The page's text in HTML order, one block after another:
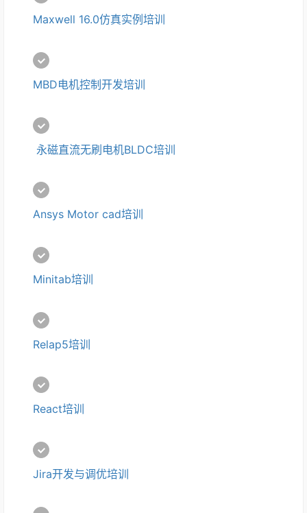
Maxwell 16.0仿真实例培训
MBD电机控制开发培训
永磁直流无刷电机BLDC培训
Ansys Motor cad培训
Minitab培训
Relap5培训
React培训
Jira开发与调优培训